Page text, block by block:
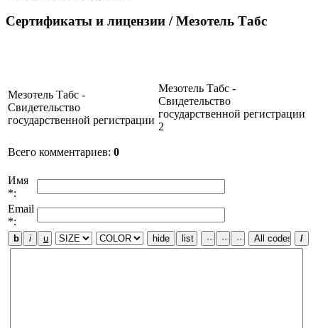
Сертификаты и лицензии / Мезотель Табс
Мезотель Табс -
Свидетельство
государственной регистрации
Мезотель Табс -
Свидетельство
государственной регистрации
2
Всего комментариев: 0
Имя
*:
Email
*: